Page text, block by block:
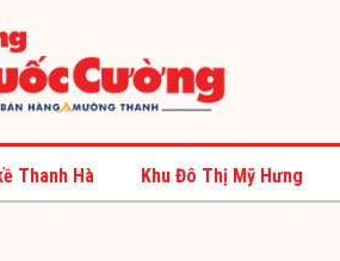
Thanh Hà Khu Đô Thị Mỹ Hưng